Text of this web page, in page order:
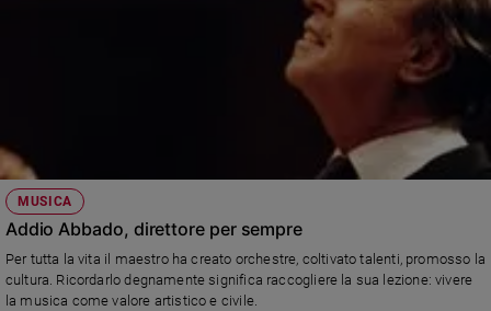
MUSICA
Addio Abbado, direttore per sempre
Per tutta la vita il maestro ha creato orchestre, coltivato talenti, promosso la
cultura. Ricordarlo degnamente significa raccogliere la sua lezione: vivere
la musica come valore artistico e civile.